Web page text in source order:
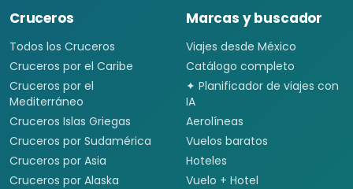
Cruceros
Todos los Cruceros
Cruceros por el Caribe
Cruceros por el
Mediterráneo
Cruceros Islas Griegas
Cruceros por Sudamérica
Cruceros por Asia
Cruceros por Alaska
Marcas y buscador
Viajes desde México
Catálogo completo
✦ Planificador de viajes con
IA
Aerolíneas
Vuelos baratos
Hoteles
Vuelo + Hotel